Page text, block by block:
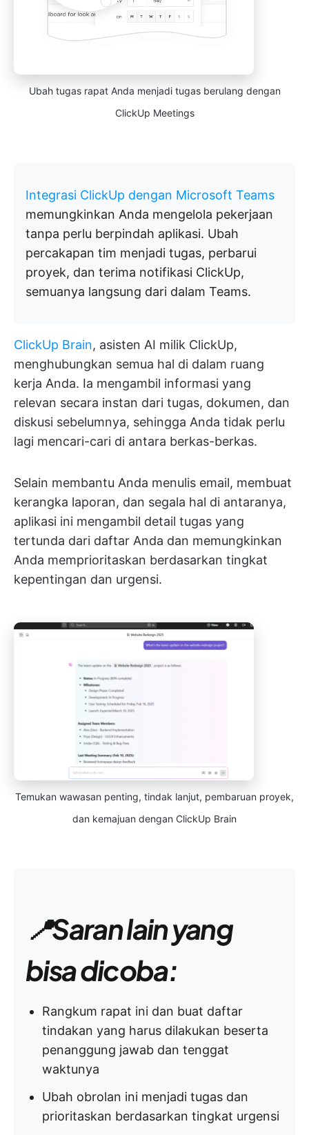
Ubah tugas rapat Anda menjadi tugas berulang dengan
ClickUp Meetings
Integrasi ClickUp dengan Microsoft Teams
memungkinkan Anda mengelola pekerjaan
tanpa perlu berpindah aplikasi. Ubah
percakapan tim menjadi tugas, perbarui
proyek, dan terima notifikasi ClickUp,
semuanya langsung dari dalam Teams.
ClickUp Brain, asisten AI milik ClickUp,
menghubungkan semua hal di dalam ruang
kerja Anda. Ia mengambil informasi yang
relevan secara instan dari tugas, dokumen, dan
diskusi sebelumnya, sehingga Anda tidak perlu
lagi mencari-cari di antara berkas-berkas.
Selain membantu Anda menulis email, membuat
kerangka laporan, dan segala hal di antaranya,
aplikasi ini mengambil detail tugas yang
tertunda dari daftar Anda dan memungkinkan
Anda memprioritaskan berdasarkan tingkat
kepentingan dan urgensi.
Temukan wawasan penting, tindak lanjut, pembaruan proyek,
dan kemajuan dengan ClickUp Brain
📍Saran lain yang
bisa dicoba:
Rangkum rapat ini dan buat daftar
tindakan yang harus dilakukan beserta
penanggung jawab dan tenggat
waktunya
Ubah obrolan ini menjadi tugas dan
prioritaskan berdasarkan tingkat urgensi